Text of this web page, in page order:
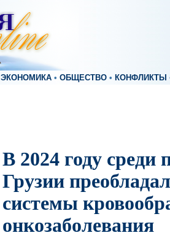
ЭКОНОМИКА • ОБЩЕСТВО • КОНФЛИКТЫ
В 2024 году среди
Грузии
системы
онкозаболевания